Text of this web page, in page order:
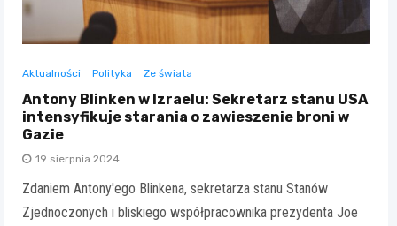
Aktualności Polityka Ze świata
Antony Blinken w Izraelu: Sekretarz stanu USA
intensyfikuje starania o zawieszenie broni w
Gazie
19 sierpnia 2024
Zdaniem Antony'ego Blinkena, sekretarza stanu Stanów
Zjednoczonych i bliskiego współpracownika prezydenta Joe